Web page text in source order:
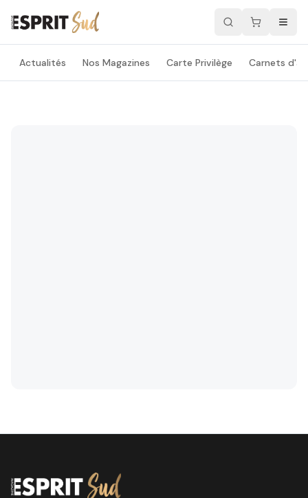
Actualités Nos Magazines Carte Privilège Carnets